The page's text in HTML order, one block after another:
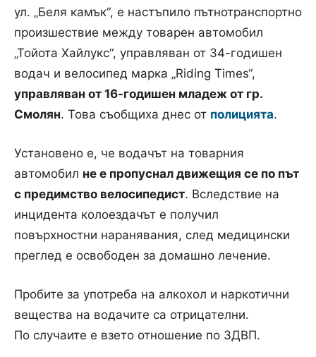
ул. „Беля камък“, е настъпило пътнотранспортно
произшествие между товарен автомобил
„Тойота Хайлукс“, управляван от 34-годишен
водач и велосипед марка „Riding Times“,
управляван от 16-годишен младеж от гр.
Смолян. Това съобщиха днес от полицията.
Установено е, че водачът на товарния
автомобил не е пропуснал движещия се по път
с предимство велосипедист. Вследствие на
инцидента колоездачът е получил
повърхностни наранявания, след медицински
преглед е освободен за домашно лечение.
Пробите за употреба на алкохол и наркотични
вещества на водачите са отрицателни.
По случаите е взето отношение по ЗДВП.